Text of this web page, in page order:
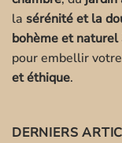
la sérénité et la
bohème et naturel
pour embellir
et éthique.
DERNIERS